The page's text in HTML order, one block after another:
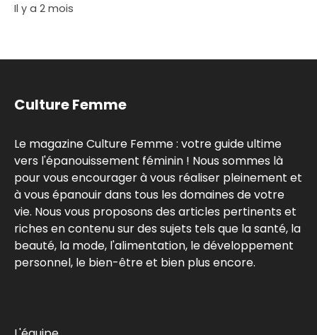
Il y a 2 mois
Culture Femme
Le magazine Culture Femme : votre guide ultime
vers l'épanouissement féminin ! Nous sommes là
pour vous encourager à vous réaliser pleinement et
à vous épanouir dans tous les domaines de votre
vie. Nous vous proposons des articles pertinents et
riches en contenu sur des sujets tels que la santé, la
beauté, la mode, l'alimentation, le développement
personnel, le bien-être et bien plus encore.